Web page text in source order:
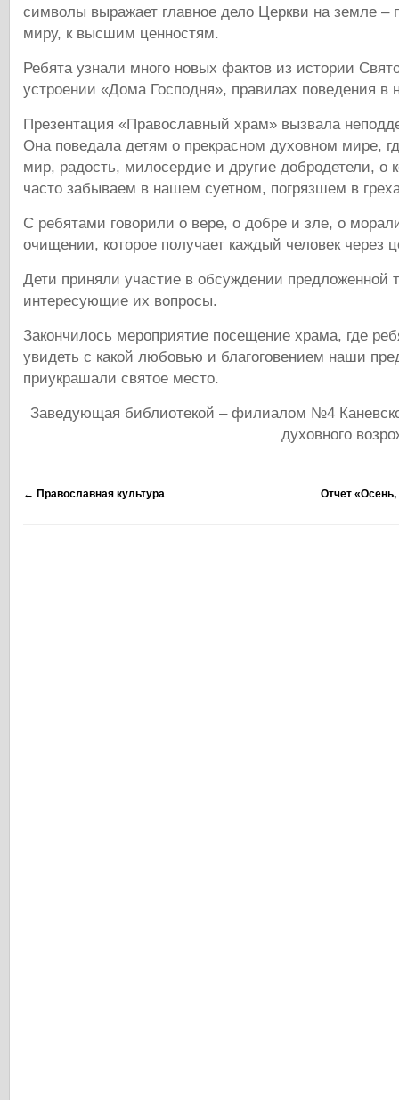
символы выражает главное дело Церкви на земле –
миру, к высшим ценностям.
Ребята узнали много новых фактов из истории
устроении «Дома Господня», правилах поведения в
Презентация «Православный храм» вызвала
Она поведала детям о прекрасном духовном мире,
мир, радость, милосердие и другие добродетели, о
часто забываем в нашем суетном, погрязшем в
С ребятами говорили о вере, о добре и зле, о
очищении, которое получает каждый человек через
Дети приняли участие в обсуждении предложенной
интересующие их вопросы.
Закончилось мероприятие посещение храма, где
увидеть с какой любовью и благоговением наши
приукрашали святое место.
Заведующая библиотекой – филиалом №4
духовного
← Православная культура Отчет